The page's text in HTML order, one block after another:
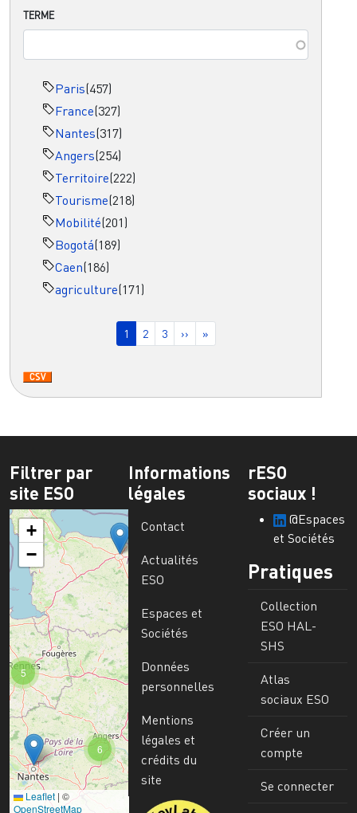
TERME
Paris(457)
France(327)
Nantes(317)
Angers(254)
Territoire(222)
Tourisme(218)
Mobilité(201)
Bogotá(189)
Caen(186)
agriculture(171)
Page courante
1 Page
2 Page
3 Page suivante
›› Dernière page
»
Filtrer par
site ESO
6
5
+
−
Leaflet | ©
OpenStreetMap
Informations
légales
Contact
Actualités
ESO
Espaces et
Sociétés
Données
personnelles
Mentions
légales et
crédits du
site
Image
rESO
sociaux !
@Espaces
et Sociétés
Pratiques
Collection
ESO HAL-
SHS
Atlas
sociaux ESO
Créer un
compte
Se connecter